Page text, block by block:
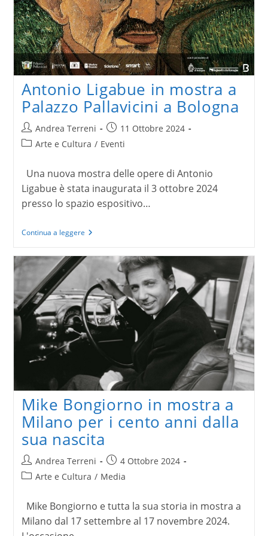
Antonio Ligabue in mostra a
Palazzo Pallavicini a Bologna
Autore
dell'articolo:
Andrea Terreni
Articolo
pubblicato:
11 Ottobre 2024
Categoria
Arte e Cultura / Eventi
Una nuova mostra delle opere di Antonio
Ligabue è stata inaugurata il 3 ottobre 2024
presso lo spazio espositivo…
Continua a leggereAntonio
mostra
Palazzo
Pallavicini
a
Bologna
Mike Bongiorno in mostra a
Milano per i cento anni dalla
sua nascita
Autore
dell'articolo:
Andrea Terreni
Articolo
pubblicato:
4 Ottobre 2024
Categoria
Arte e Cultura / Media
Mike Bongiorno e tutta la sua storia in mostra a
Milano dal 17 settembre al 17 novembre 2024.